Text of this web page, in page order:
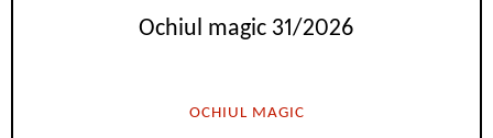
Ochiul magic 31/2026
OCHIUL MAGIC